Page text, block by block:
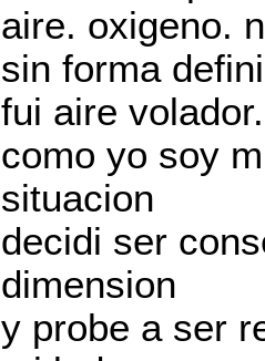
aire. oxigeno.
sin forma
fui aire volador.
como yo soy
situacion
decidi ser
dimension
y probe a ser